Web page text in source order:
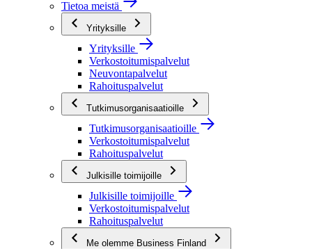
Tietoa meistä
Yrityksille
Yrityksille
Verkostoitumispalvelut
Neuvontapalvelut
Rahoituspalvelut
Tutkimusorganisaatioille
Tutkimusorganisaatioille
Verkostoitumispalvelut
Rahoituspalvelut
Julkisille toimijoille
Julkisille toimijoille
Verkostoitumispalvelut
Rahoituspalvelut
Me olemme Business Finland